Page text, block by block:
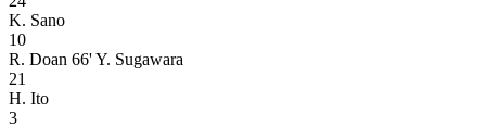
K. Sano
10
R. Doan 66' Y. Sugawara
21
H. Ito
3